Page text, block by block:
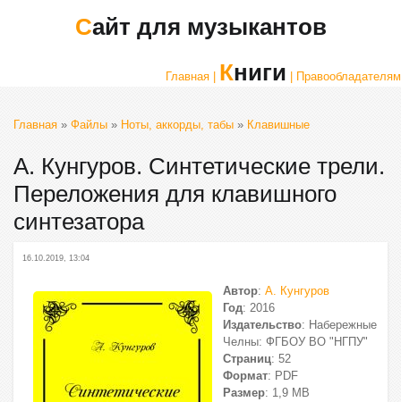
Сайт для музыкантов
Главная | Книги | Правообладателям
Главная » Файлы » Ноты, аккорды, табы » Клавишные
А. Кунгуров. Синтетические трели.
Переложения для клавишного
синтезатора
16.10.2019, 13:04
Автор: А. Кунгуров
Год: 2016
Издательство: Набережные
Челны: ФГБОУ ВО "НГПУ"
Страниц: 52
Формат: PDF
Размер: 1,9 МВ